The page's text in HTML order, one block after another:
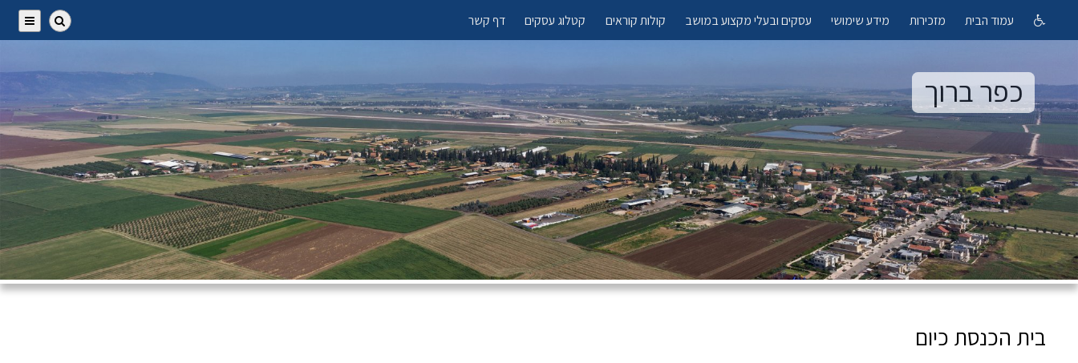
עמוד הבית מזכירות מידע שימושי עסקים ובעלי מקצוע במושב קולות קוראים קטלוג עסקים דף קשר
כפר ברוך
בית הכנסת כיום